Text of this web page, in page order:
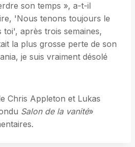
son temps », a-t-il
'Nous tenons toujours le
après trois semaines,
la plus grosse perte de son
je suis vraiment désolé
Chris Appleton et Lukas
Salon de la vanité»